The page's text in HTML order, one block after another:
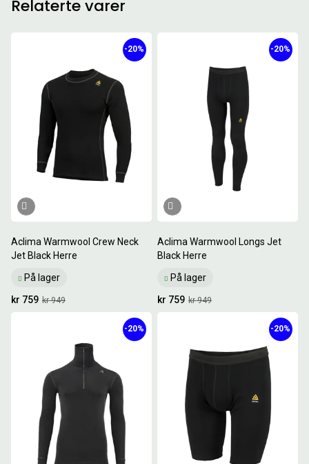
Relaterte varer
Aclima Warmwool Crew Neck
Jet Black Herre
På lager
-20%
kr 949
kr 759
Aclima Warmwool Longs Jet
Black Herre
På lager
-20%
kr 949
kr 759
-20% -20%